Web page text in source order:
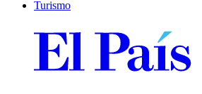
Turismo